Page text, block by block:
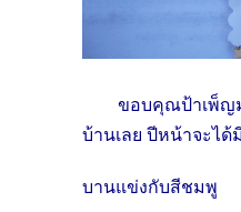
ขอบคุณป้าเพ็ญม
บ้านเลย ปีหน้าจะได้
บานแข่งกับสีชมพู